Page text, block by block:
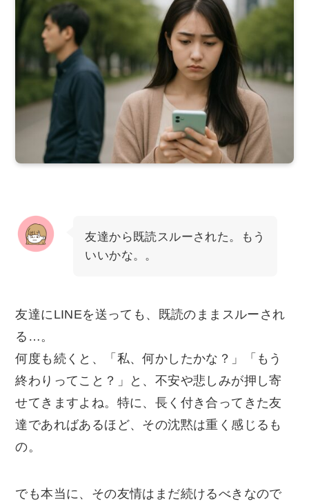
友達から既読スルーされた。もう
いいかな。。
友達にLINEを送っても、既読のままスルーされ
る…。
何度も続くと、「私、何かしたかな？」「もう
終わりってこと？」と、不安や悲しみが押し寄
せてきますよね。特に、長く付き合ってきた友
達であればあるほど、その沈黙は重く感じるも
の。
でも本当に、その友情はまだ続けるべきなので